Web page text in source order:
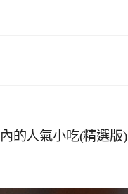
的人氣小吃(精選版)